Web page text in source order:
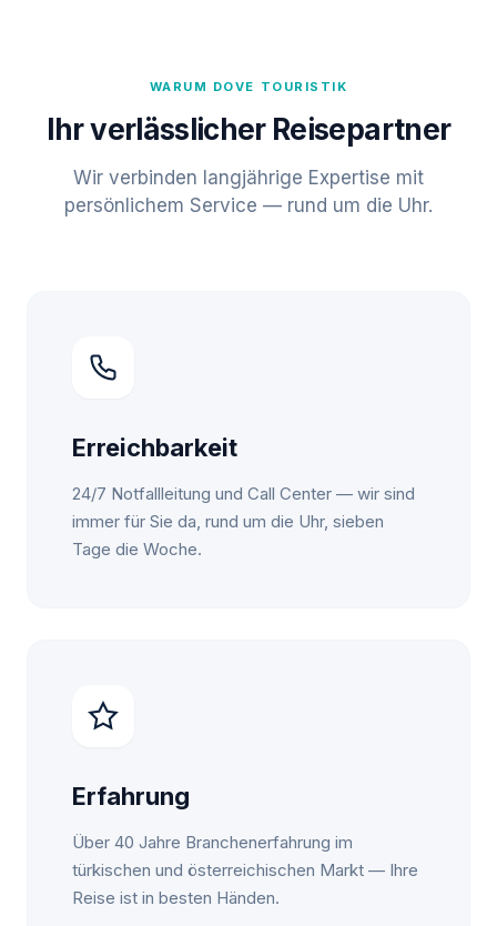
WARUM DOVE TOURISTIK
Ihr verlässlicher Reisepartner
Wir verbinden langjährige Expertise mit
persönlichem Service — rund um die Uhr.
Erreichbarkeit
24/7 Notfallleitung und Call Center — wir sind
immer für Sie da, rund um die Uhr, sieben
Tage die Woche.
Erfahrung
Über 40 Jahre Branchenerfahrung im
türkischen und österreichischen Markt — Ihre
Reise ist in besten Händen.